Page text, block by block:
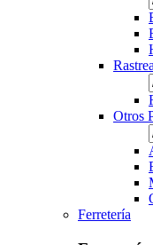
Otros
Ferretería